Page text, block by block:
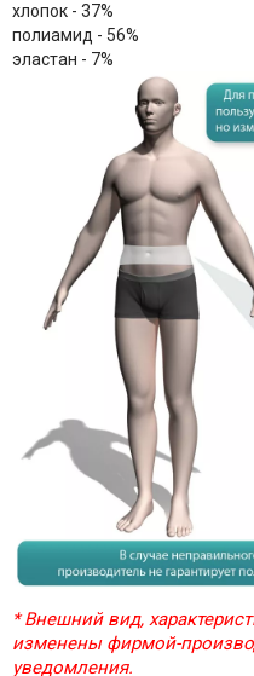
хлопок - 37%
полиамид - 56%
эластан - 7%
* Внешний вид,
изменены фирмой-
уведомления.